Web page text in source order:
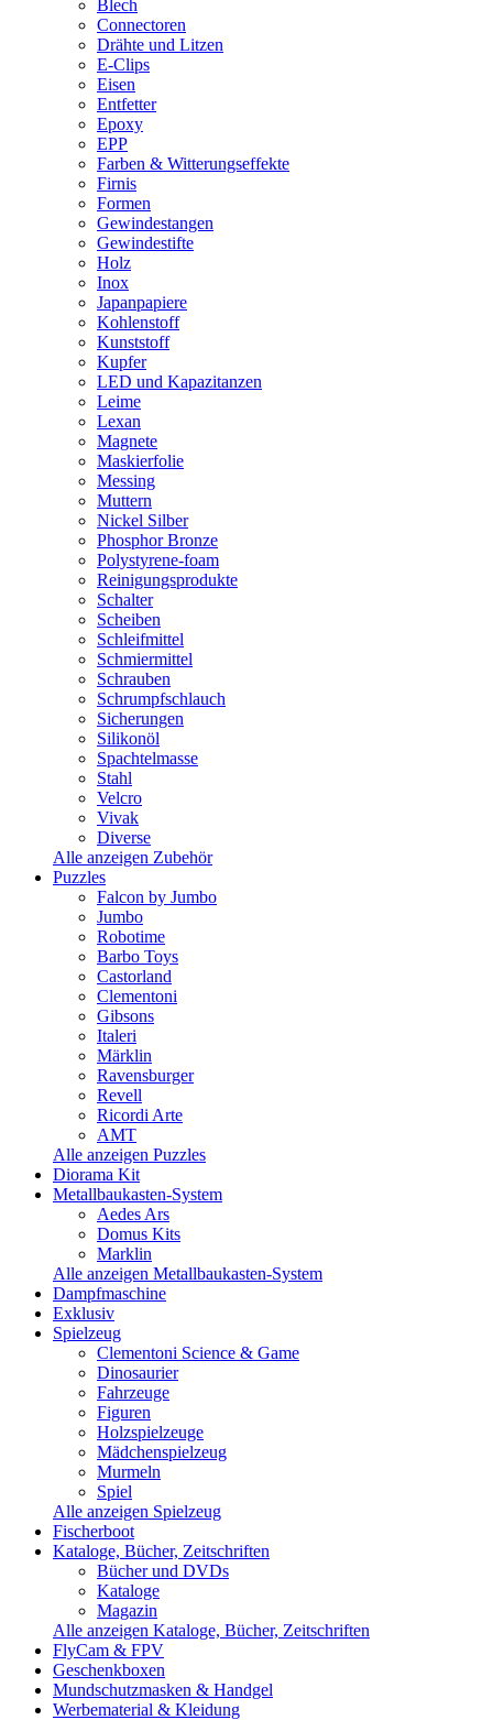
Blech
Connectoren
Drähte und Litzen
E-Clips
Eisen
Entfetter
Epoxy
EPP
Farben & Witterungseffekte
Firnis
Formen
Gewindestangen
Gewindestifte
Holz
Inox
Japanpapiere
Kohlenstoff
Kunststoff
Kupfer
LED und Kapazitanzen
Leime
Lexan
Magnete
Maskierfolie
Messing
Muttern
Nickel Silber
Phosphor Bronze
Polystyrene-foam
Reinigungsprodukte
Schalter
Scheiben
Schleifmittel
Schmiermittel
Schrauben
Schrumpfschlauch
Sicherungen
Silikonöl
Spachtelmasse
Stahl
Velcro
Vivak
Diverse
Alle anzeigen Zubehör
Puzzles
Falcon by Jumbo
Jumbo
Robotime
Barbo Toys
Castorland
Clementoni
Gibsons
Italeri
Märklin
Ravensburger
Revell
Ricordi Arte
AMT
Alle anzeigen Puzzles
Diorama Kit
Metallbaukasten-System
Aedes Ars
Domus Kits
Marklin
Alle anzeigen Metallbaukasten-System
Dampfmaschine
Exklusiv
Spielzeug
Clementoni Science & Game
Dinosaurier
Fahrzeuge
Figuren
Holzspielzeuge
Mädchenspielzeug
Murmeln
Spiel
Alle anzeigen Spielzeug
Fischerboot
Kataloge, Bücher, Zeitschriften
Bücher und DVDs
Kataloge
Magazin
Alle anzeigen Kataloge, Bücher, Zeitschriften
FlyCam & FPV
Geschenkboxen
Mundschutzmasken & Handgel
Werbematerial & Kleidung